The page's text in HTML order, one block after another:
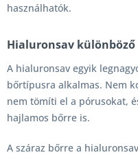
használhatók.
Hialuronsav
A hialuronsav egyik
bőrtípusra alkalmas. Nem
nem tömíti el a pórusokat,
hajlamos bőrre is.
A száraz bőrre a